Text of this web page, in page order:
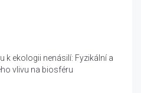
k ekologii nenásilí: Fyzikální a
vlivu na biosféru